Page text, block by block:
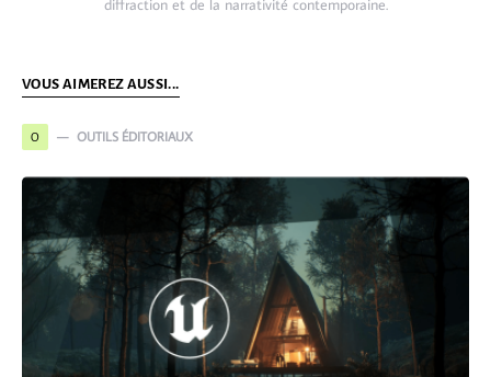
VOUS AIMEREZ AUSSI...
O OUTILS ÉDITORIAUX